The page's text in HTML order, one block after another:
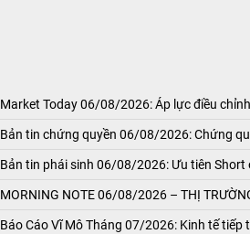
Market Today 06/08/2026: Áp lực điều
Bản tin chứng quyền 06/08/2026: Chứng
Bản tin phái sinh 06/08/2026: Ưu tiên Short
MORNING NOTE 06/08/2026 – THỊ
Báo Cáo Vĩ Mô Tháng 07/2026: Kinh tế